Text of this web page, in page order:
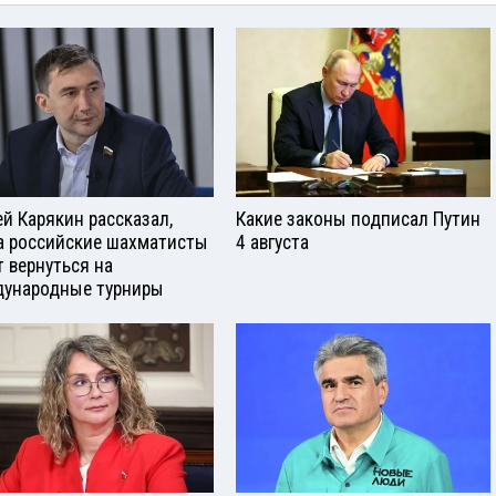
Карякин рассказал,
российские шахматисты
вернуться на
турниры
Какие законы подписал Путин
4 августа